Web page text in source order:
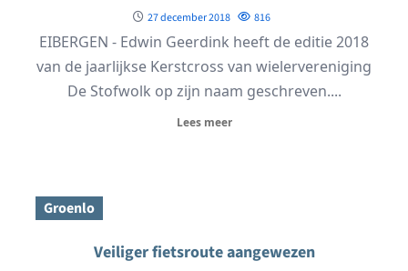
27 december 2018 816
EIBERGEN - Edwin Geerdink heeft de editie 2018
van de jaarlijkse Kerstcross van wielervereniging
De Stofwolk op zijn naam geschreven....
Lees meer
Groenlo
Veiliger fietsroute aangewezen